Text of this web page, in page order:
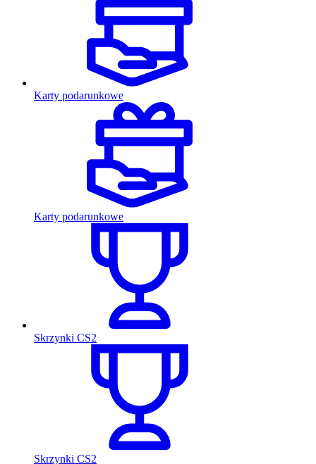
Karty podarunkowe
Karty podarunkowe
Skrzynki CS2
Skrzynki CS2